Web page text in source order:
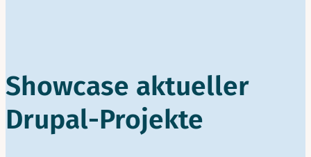
Showcase aktueller
Drupal-Projekte